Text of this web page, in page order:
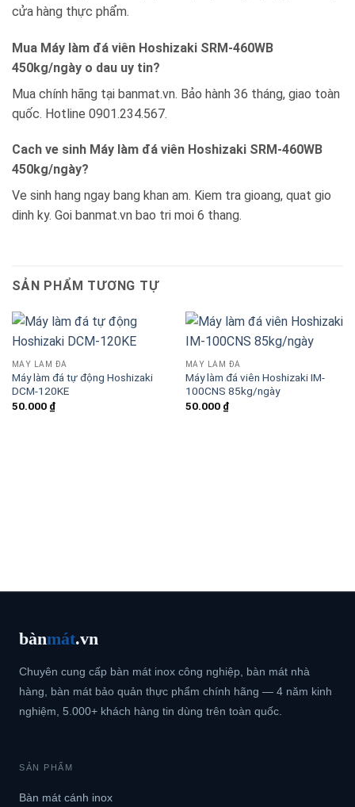
cửa hàng thực phẩm.
Mua Máy làm đá viên Hoshizaki SRM-460WB
450kg/ngày o dau uy tin?
Mua chính hãng tại banmat.vn. Bảo hành 36 tháng, giao toàn
quốc. Hotline 0901.234.567.
Cach ve sinh Máy làm đá viên Hoshizaki SRM-460WB
450kg/ngày?
Ve sinh hang ngay bang khan am. Kiem tra gioang, quat gio
dinh ky. Goi banmat.vn bao tri moi 6 thang.
SẢN PHẨM TƯƠNG TỰ
MÁY LÀM ĐÁ
Máy làm đá tự động Hoshizaki
DCM-120KE
50.000 ₫
MÁY LÀM ĐÁ
Máy làm đá viên Hoshizaki IM-
100CNS 85kg/ngày
50.000 ₫
bànmát.vn
Chuyên cung cấp bàn mát inox công nghiệp, bàn mát nhà
hàng, bàn mát bảo quản thực phẩm chính hãng — 4 năm kinh
nghiệm, 5.000+ khách hàng tin dùng trên toàn quốc.
SẢN PHẨM
Bàn mát cánh inox